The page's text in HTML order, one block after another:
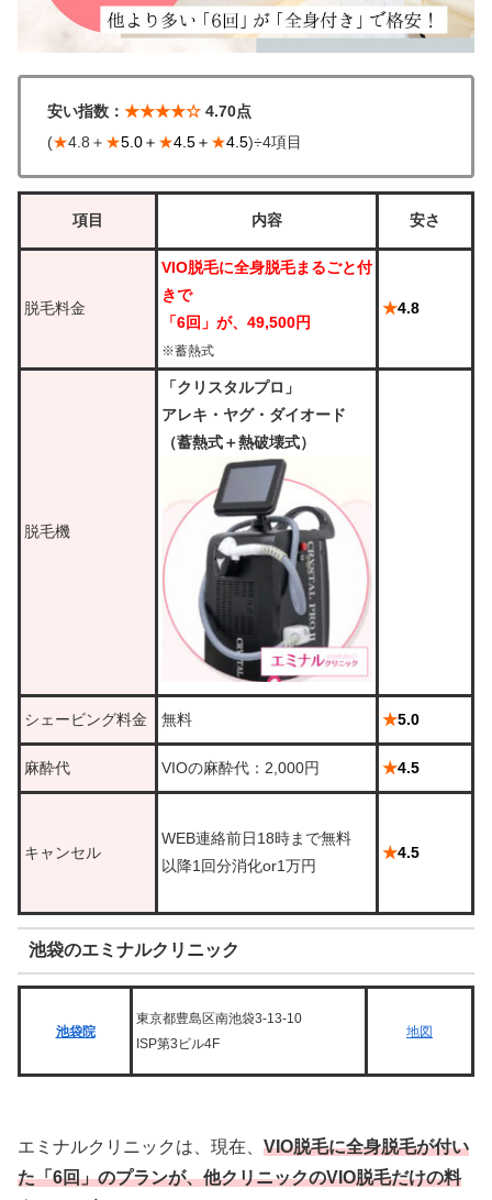
安い指数： ★★★★☆ 4.70点
(★4.8＋ ★5.0＋ ★4.5＋ ★4.5)÷4項目
項目 内容 安さ
脱毛料金
VIO脱毛に全身脱毛まるごと付
きで
「6回」が、49,500円
※蓄熱式
★4.8
脱毛機
「クリスタルプロ」
アレキ・ヤグ・ダイオード
（蓄熱式＋熱破壊式）
シェービング料金 無料 ★5.0
麻酔代 VIOの麻酔代：2,000円 ★4.5
キャンセル
WEB連絡前日18時まで無料
以降1回分消化or1万円
★4.5
池袋のエミナルクリニック
池袋院
東京都豊島区南池袋3-13-10
ISP第3ビル4F
地図
エミナルクリニックは、現在、 VIO脱毛に全身脱毛が付い
た「6回」のプランが、他クリニックのVIO脱毛だけの料